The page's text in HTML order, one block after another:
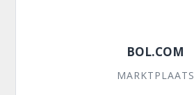
BOL.COM
MARKTPLAATS